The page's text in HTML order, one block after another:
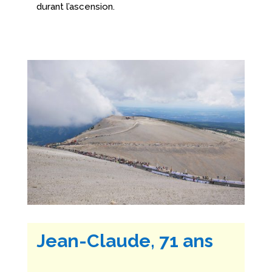
durant l’ascension.
Jean-Claude, 71 ans